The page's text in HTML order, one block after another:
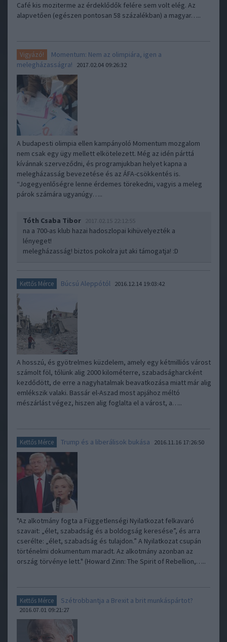
Café kis moziterme az érdeklődők felére sem volt elég. Az
alapvetően (egészen pontosan 58 százalékban) a magyar…..
Vigyázó!
Momentum: Nem az olimpiára, igen a
melegházasságra!
2017.02.04 09:26:32
A budapesti olimpia ellen kampányoló Momentum mozgalom
nem csak egy ügy mellett elkötelezett. Még az idén párttá
kívánnak szerveződni, és programjukban helyet kapna a
melegházasság bevezetése és az ÁFA-csökkentés is.
“Jogegyenlőségre lenne érdemes törekedni, vagyis a meleg
párok számára ugyanúgy…..
Tóth Csaba Tibor 2017.02.15 22:12:55
na a 700-as klub hazai hadoszlopai kihüvelyezték a
lényeget!
melegházasság! biztos pokolra jut aki támogatja! :D
Kettős Mérce Búcsú Aleppótól 2016.12.14 19:03:42
A hosszú, és gyötrelmes küzdelem, amely egy kétmilliós várost
számolt föl, tőlünk alig 2000 kilométerre, szabadságharcként
kezdődött, de erre a nagyhatalmak beavatkozása miatt már alig
emlékszik valaki. Bassár el-Aszad most apjához méltó
mészárlást végez, hiszen alig foglalta el a várost, a…..
Kettős Mérce Trump és a liberálisok bukása 2016.11.16 17:26:50
"Az alkotmány fogta a Függetlenségi Nyilatkozat felkavaró
szavait: „élet, szabadság és a boldogság keresése”, és arra
cserélte: „élet, szabadság és tulajdon.” A Nyilatkozat csupán
történelmi dokumentum maradt. Az alkotmány azonban az
ország törvénye lett." (Howard Zinn: The Spirit of Rebellion,…..
Kettős Mérce Szétrobbantja a Brexit a brit munkáspártot?
2016.07.01 09:21:27